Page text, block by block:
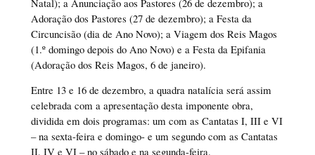
Adoração dos Pastores (27 de dezembro); a Festa da
Circuncisão (dia de Ano Novo); a Viagem dos Reis Magos
(1.º domingo depois do Ano Novo) e a Festa da Epifania
(Adoração dos Reis Magos, 6 de janeiro).
Entre 13 e 16 de dezembro, a quadra natalícia será assim
celebrada com a apresentação desta imponente obra,
dividida em dois programas: um com as Cantatas I, III e VI
– na sexta-feira e domingo- e um segundo com as Cantatas
II, IV e VI – no sábado e na segunda-feira.